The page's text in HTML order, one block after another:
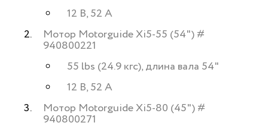
12 B, 52 A
Мотор Motorguide Xi5-55 (54") #
940800221
55 lbs (24.9 кгс), длина вала 54"
12 B, 52 A
Мотор Motorguide Xi5-80 (45") #
940800271